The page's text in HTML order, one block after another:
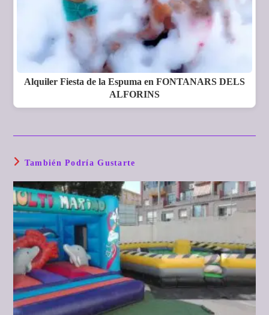
Alquiler Fiesta de la Espuma en FONTANARS DELS
ALFORINS
También Podría Gustarte